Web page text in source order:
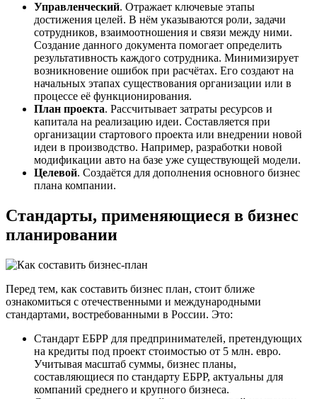
Управленческий. Отражает ключевые этапы
достижения целей. В нём указываются роли, задачи
сотрудников, взаимоотношения и связи между ними.
Создание данного документа помогает определить
результативность каждого сотрудника. Минимизирует
возникновение ошибок при расчётах. Его создают на
начальных этапах существования организации или в
процессе её функционирования.
План проекта. Рассчитывает затраты ресурсов и
капитала на реализацию идеи. Составляется при
организации стартового проекта или внедрении новой
идеи в производство. Например, разработки новой
модификации авто на базе уже существующей модели.
Целевой. Создаётся для дополнения основного бизнес
плана компании.
Стандарты, применяющиеся в бизнес
планировании
Перед тем, как составить бизнес план, стоит ближе
ознакомиться с отечественными и международными
стандартами, востребованными в России. Это:
Стандарт ЕБРР для предпринимателей, претендующих
на кредиты под проект стоимостью от 5 млн. евро.
Учитывая масштаб суммы, бизнес планы,
составляющиеся по стандарту ЕБРР, актуальны для
компаний среднего и крупного бизнеса.